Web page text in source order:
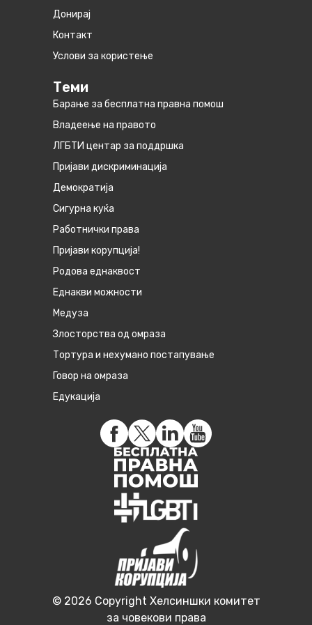
Донирај
Контакт
Услови за користење
Теми
Барање за бесплатна правна помош
Владеење на правото
ЛГБТИ центар за поддршка
Пријави дискриминација
Демократија
Сигурна куќа
Работнички права
Пријави корупција!
Родова еднаквост
Eднакви можности
Медуза
Злосторства од омраза
Тортура и нехумано постапување
Говор на омраза
Едукација
© 2026 Copyright Хелсиншки комитет
за човекови права